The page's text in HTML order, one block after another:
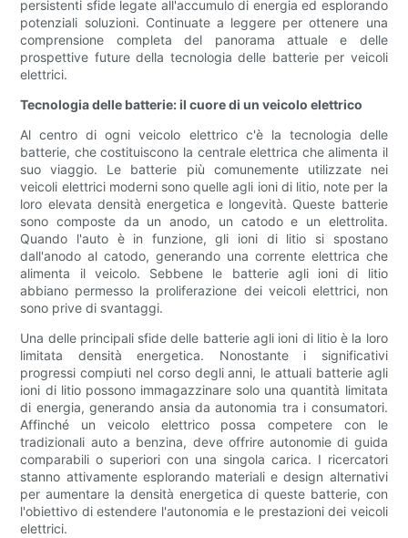
persistenti sfide legate all'accumulo di energia ed esplorando
potenziali soluzioni. Continuate a leggere per ottenere una
comprensione completa del panorama attuale e delle
prospettive future della tecnologia delle batterie per veicoli
elettrici.
Tecnologia delle batterie: il cuore di un veicolo elettrico
Al centro di ogni veicolo elettrico c'è la tecnologia delle
batterie, che costituiscono la centrale elettrica che alimenta il
suo viaggio. Le batterie più comunemente utilizzate nei
veicoli elettrici moderni sono quelle agli ioni di litio, note per la
loro elevata densità energetica e longevità. Queste batterie
sono composte da un anodo, un catodo e un elettrolita.
Quando l'auto è in funzione, gli ioni di litio si spostano
dall'anodo al catodo, generando una corrente elettrica che
alimenta il veicolo. Sebbene le batterie agli ioni di litio
abbiano permesso la proliferazione dei veicoli elettrici, non
sono prive di svantaggi.
Una delle principali sfide delle batterie agli ioni di litio è la loro
limitata densità energetica. Nonostante i significativi
progressi compiuti nel corso degli anni, le attuali batterie agli
ioni di litio possono immagazzinare solo una quantità limitata
di energia, generando ansia da autonomia tra i consumatori.
Affinché un veicolo elettrico possa competere con le
tradizionali auto a benzina, deve offrire autonomie di guida
comparabili o superiori con una singola carica. I ricercatori
stanno attivamente esplorando materiali e design alternativi
per aumentare la densità energetica di queste batterie, con
l'obiettivo di estendere l'autonomia e le prestazioni dei veicoli
elettrici.